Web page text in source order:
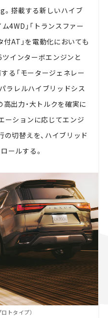
搭載する新しいハイブ
4WD」「トランスファー
付AT」を電動化においても
インターボエンジンと
る「モータージェネレー
パラレルハイブリッドシス
出力・大トルクを確実に
ーションに応じてエンジ
の切替えを、ハイブリッド
ールする。
トタイプ）